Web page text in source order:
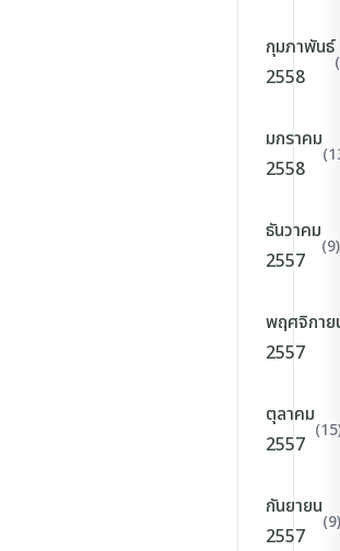
กุมภาพันธ์
2558
มกราคม
2558
ธันวาคม
2557
(9)
พฤศจิกาย
2557
ตุลาคม
2557
กันยายน
2557
(9)